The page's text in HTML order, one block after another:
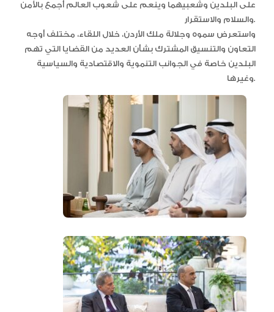
على البلدين وشعبيهما وينعم على شعوب العالم أجمع بالأمن
والسلام والاستقرار.
واستعرض سموه وجلالة ملك الأردن، خلال اللقاء، مختلف أوجه
التعاون والتنسيق المشترك بشأن العديد من القضايا التي تهم
البلدين خاصة في الجوانب التنموية والاقتصادية والسياسية
وغيرها.